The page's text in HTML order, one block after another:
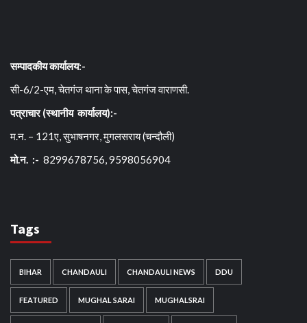
सम्पादकीय कार्यालय:-
सी-6/2-एम, चेतगंज थाना के पास, चेतगंज वाराणसी.
पत्राचार (स्थानीय कार्यालय):-
म.न. – 121ए, सुभाषनगर, मुगलसराय (चन्दौली)
मो.न. :- 8299678756, 9598056904
Tags
BIHAR CHANDAULI CHANDAULI NEWS DDU
FEATURED MUGHAL SARAI MUGHALSRAI